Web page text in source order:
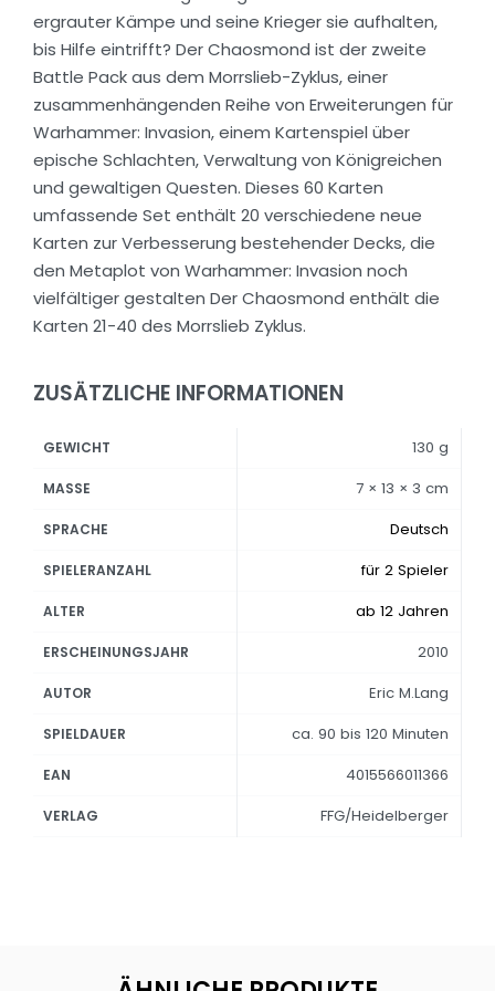
ergrauter Kämpe und seine Krieger sie aufhalten,
bis Hilfe eintrifft? Der Chaosmond ist der zweite
Battle Pack aus dem Morrslieb-Zyklus, einer
zusammenhängenden Reihe von Erweiterungen für
Warhammer: Invasion, einem Kartenspiel über
epische Schlachten, Verwaltung von Königreichen
und gewaltigen Questen. Dieses 60 Karten
umfassende Set enthält 20 verschiedene neue
Karten zur Verbesserung bestehender Decks, die
den Metaplot von Warhammer: Invasion noch
vielfältiger gestalten Der Chaosmond enthält die
Karten 21-40 des Morrslieb Zyklus.
ZUSÄTZLICHE INFORMATIONEN
GEWICHT 130 g
MASSE 7 × 13 × 3 cm
SPRACHE Deutsch
SPIELERANZAHL für 2 Spieler
ALTER ab 12 Jahren
ERSCHEINUNGSJAHR 2010
AUTOR Eric M.Lang
SPIELDAUER ca. 90 bis 120 Minuten
EAN 4015566011366
VERLAG FFG/Heidelberger